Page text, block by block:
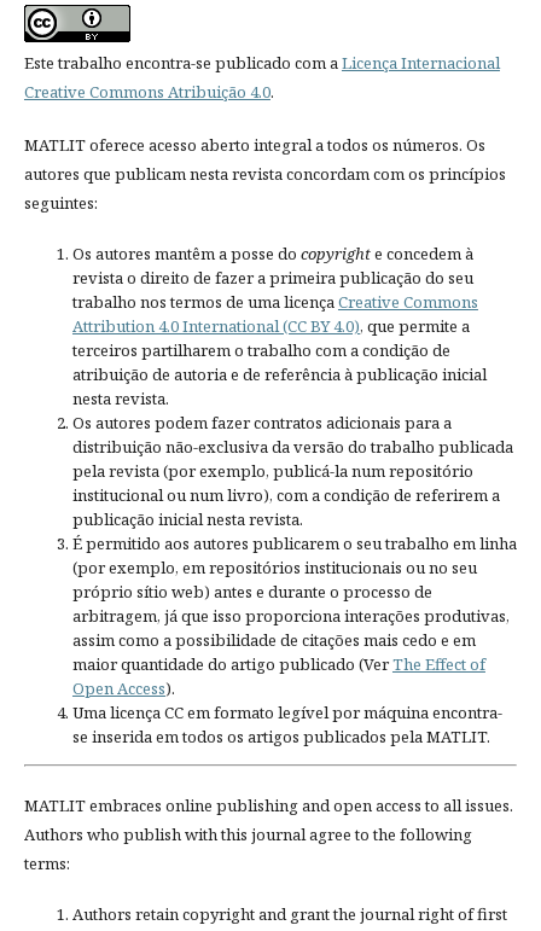
Este trabalho encontra-se publicado com aLicença Internacional
Creative Commons Atribuição 4.0.
MATLIT oferece acesso aberto integral a todos os números. Os
autores que publicam nesta revista concordam com os princípios
seguintes:
Os autores mantêm a posse do copyrighte concedem à
revista o direito de fazer a primeira publicação do seu
trabalho nos termos de uma licençaCreative Commons
Attribution 4.0 International (CC BY 4.0), que permite a
terceiros partilharem o trabalho com a condição de
atribuição de autoria e de referência à publicação inicial
nesta revista.
Os autores podem fazer contratos adicionais para a
distribuição não-exclusiva da versão do trabalho publicada
pela revista (por exemplo, publicá-la num repositório
institucional ou num livro), com a condição de referirem a
publicação inicial nesta revista.
É permitido aos autores publicarem o seu trabalho em linha
(por exemplo, em repositórios institucionais ou no seu
próprio sítio web) antes e durante o processo de
arbitragem, já que isso proporciona interações produtivas,
assim como a possibilidade de citações mais cedo e em
maior quantidade do artigo publicado (VerThe Effect of
Open Access).
Uma licença CC em formato legível por máquina encontra-
se inserida em todos os artigos publicados pela MATLIT.
MATLIT embraces online publishing and open access to all issues.
Authors who publish with this journal agree to the following
terms:
Authors retain copyright and grant the journal right of first